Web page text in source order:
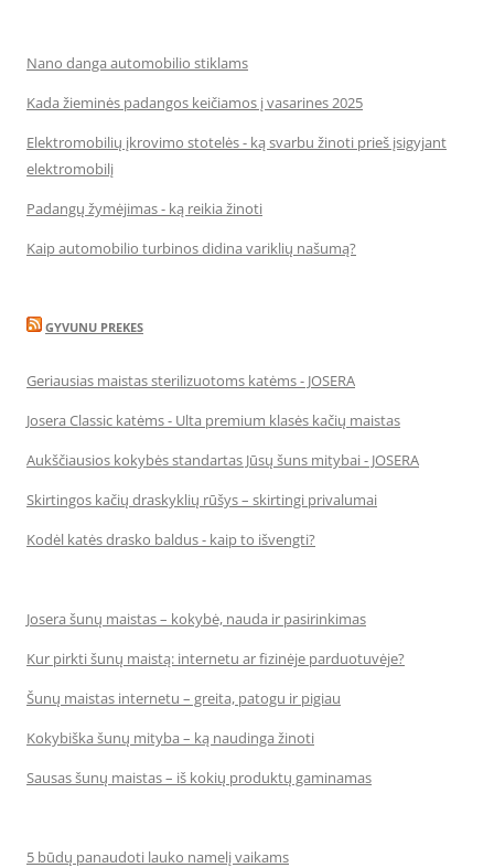
Nano danga automobilio stiklams
Kada žieminės padangos keičiamos į vasarines 2025
Elektromobilių įkrovimo stotelės - ką svarbu žinoti prieš įsigyjant
elektromobilį
Padangų žymėjimas - ką reikia žinoti
Kaip automobilio turbinos didina variklių našumą?
GYVUNU PREKES
Geriausias maistas sterilizuotoms katėms - JOSERA
Josera Classic katėms - Ulta premium klasės kačių maistas
Aukščiausios kokybės standartas Jūsų šuns mitybai - JOSERA
Skirtingos kačių draskyklių rūšys – skirtingi privalumai
Kodėl katės drasko baldus - kaip to išvengti?
Josera šunų maistas – kokybė, nauda ir pasirinkimas
Kur pirkti šunų maistą: internetu ar fizinėje parduotuvėje?
Šunų maistas internetu – greita, patogu ir pigiau
Kokybiška šunų mityba – ką naudinga žinoti
Sausas šunų maistas – iš kokių produktų gaminamas
5 būdų panaudoti lauko namelį vaikams